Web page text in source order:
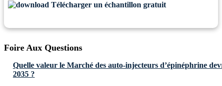
Télécharger un échantillon gratuit
Foire Aux Questions
Quelle valeur le Marché des auto-injecteurs d’épinéphrine
2035 ?